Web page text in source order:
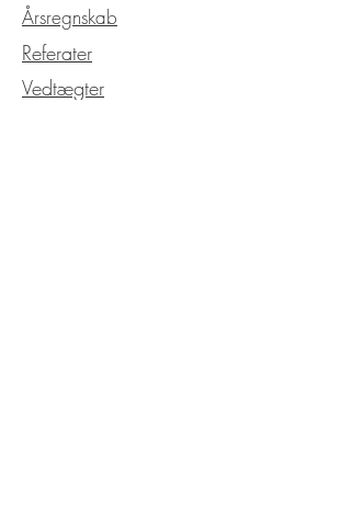
Årsregnskab
Referater
Vedtægter